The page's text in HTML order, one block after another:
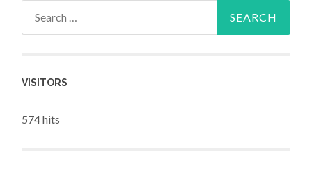
VISITORS
574 hits